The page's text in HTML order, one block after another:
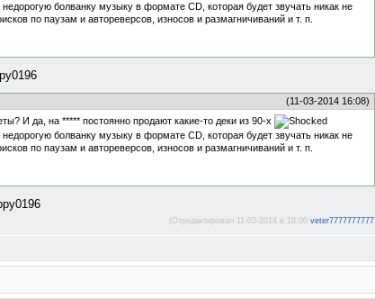
болванку музыку в формате CD, которая будет звучать никак не
по паузам и автореверсов, износов и размагничиваний и т. п.
(11-03-2014 16:08)
И да, на ***** постоянно продают какие-то деки из 90-х
болванку музыку в формате CD, которая будет звучать никак не
по паузам и автореверсов, износов и размагничиваний и т. п.
(Отредактировал 11-03-2014 в 18:00 veter7777777777